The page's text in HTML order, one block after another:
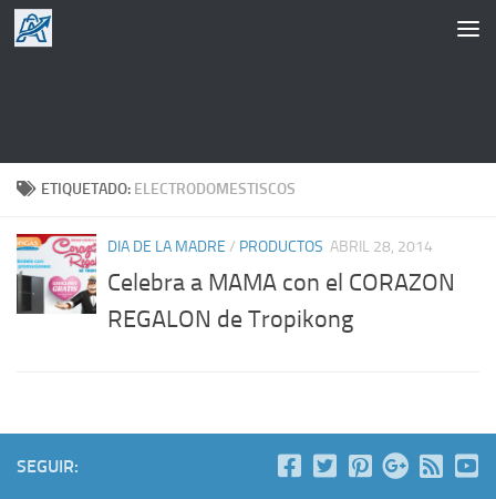
Saltar al contenido
ETIQUETADO: ELECTRODOMESTISCOS
DIA DE LA MADRE / PRODUCTOS ABRIL 28, 2014
Celebra a MAMA con el CORAZON
REGALON de Tropikong
SEGUIR: